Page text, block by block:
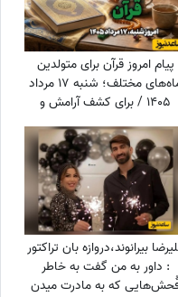
پیام امروز قرآن برای متولدین
ماه‌های مختلف؛ شنبه 17 مرداد
1405 / برای کشف آرامش و
بیرانوند،دروازه بان تراکتور
: داور به من گفت به خاطر
که به مادرت میدن